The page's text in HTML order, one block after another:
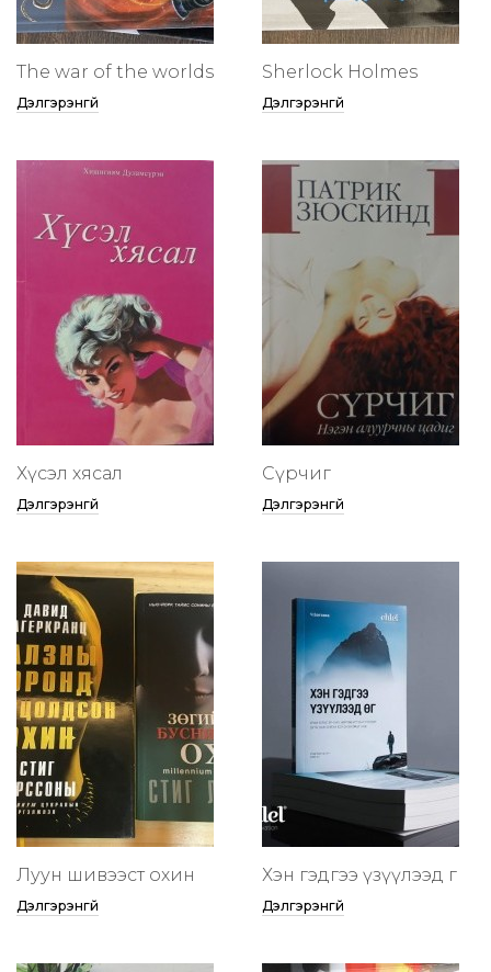
The war of the worlds
Дэлгэрэнгүй
Sherlock Holmes
Дэлгэрэнгүй
Хүсэл хясал
Дэлгэрэнгүй
Сүрчиг
Дэлгэрэнгүй
Луун шивээст охин
Дэлгэрэнгүй
Хэн гэдгээ үзүүлээд өг
Дэлгэрэнгүй